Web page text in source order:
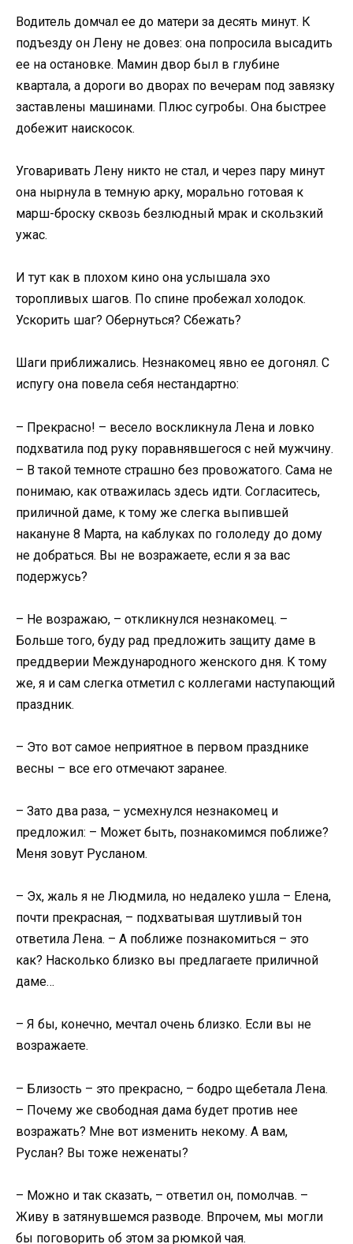
Водитель домчал ее до матери за десять минут. К
подъезду он Лену не довез: она попросила высадить
ее на остановке. Мамин двор был в глубине
квартала, а дороги во дворах по вечерам под завязку
заставлены машинами. Плюс сугробы. Она быстрее
добежит наискосок.
Уговаривать Лену никто не стал, и через пару минут
она нырнула в темную арку, морально готовая к
марш-броску сквозь безлюдный мрак и скользкий
ужас.
И тут как в плохом кино она услышала эхо
торопливых шагов. По спине пробежал холодок.
Ускорить шаг? Обернуться? Сбежать?
Шаги приближались. Незнакомец явно ее догонял. С
испугу она повела себя нестандартно:
– Прекрасно! – весело воскликнула Лена и ловко
подхватила под руку поравнявшегося с ней мужчину.
– В такой темноте страшно без провожатого. Сама не
понимаю, как отважилась здесь идти. Согласитесь,
приличной даме, к тому же слегка выпившей
накануне 8 Марта, на каблуках по гололеду до дому
не добраться. Вы не возражаете, если я за вас
подержусь?
– Не возражаю, – откликнулся незнакомец. –
Больше того, буду рад предложить защиту даме в
преддверии Международного женского дня. К тому
же, я и сам слегка отметил с коллегами наступающий
праздник.
– Это вот самое неприятное в первом празднике
весны – все его отмечают заранее.
– Зато два раза, – усмехнулся незнакомец и
предложил: – Может быть, познакомимся поближе?
Меня зовут Русланом.
– Эх, жаль я не Людмила, но недалеко ушла – Елена,
почти прекрасная, – подхватывая шутливый тон
ответила Лена. – А поближе познакомиться – это
как? Насколько близко вы предлагаете приличной
даме…
– Я бы, конечно, мечтал очень близко. Если вы не
возражаете.
– Близость – это прекрасно, – бодро щебетала Лена.
– Почему же свободная дама будет против нее
возражать? Мне вот изменить некому. А вам,
Руслан? Вы тоже неженаты?
– Можно и так сказать, – ответил он, помолчав. –
Живу в затянувшемся разводе. Впрочем, мы могли
бы поговорить об этом за рюмкой чая.